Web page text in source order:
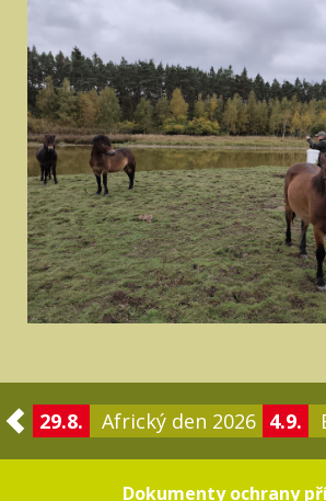
29.8. Africký den 2026 4.9.
Dokumenty ochrany